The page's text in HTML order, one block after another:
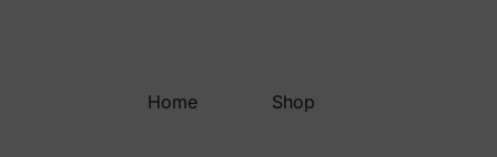
Home
Shop